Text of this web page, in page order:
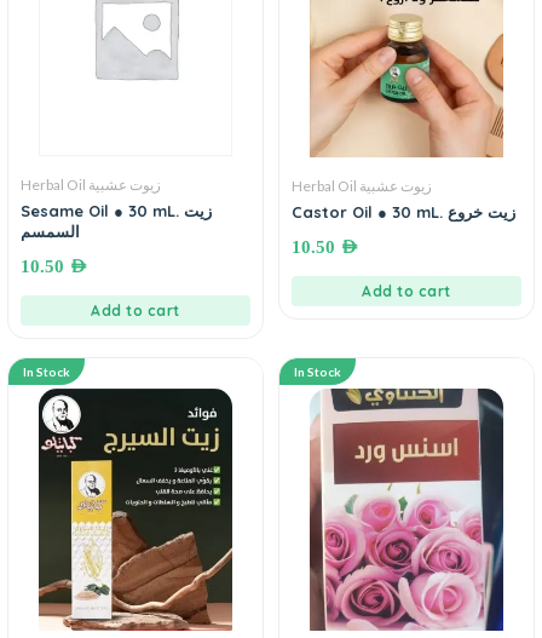
Herbal Oil زيوت عشبية
Sesame Oil ● 30 mL. زيت
السمسم
10.50 AED
Add to cart
Herbal Oil زيوت عشبية
Castor Oil ● 30 mL. زيت خروع
10.50 AED
Add to cart
In Stock In Stock